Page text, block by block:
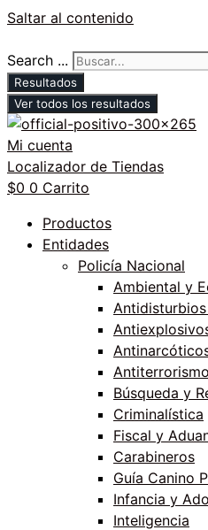
Saltar al contenido
Search ...
Resultados
Ver todos los resultados
Mi cuenta
Localizador de Tiendas
$0 0 Carrito
Productos
Entidades
Policía Nacional
Ambiental y
Antidisturbios
Búsqueda y
Criminalística
Fiscal y
Carabineros
Guía Canino
Infancia y
Inteligencia